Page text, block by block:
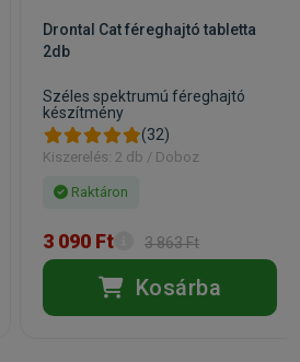
Drontal Cat féreghajtó tabletta
2db
Széles spektrumú féreghajtó
készítmény
(32)
Kiszerelés: 2 db / Doboz
Raktáron
3 090 Ft 3 863 Ft
Kosárba